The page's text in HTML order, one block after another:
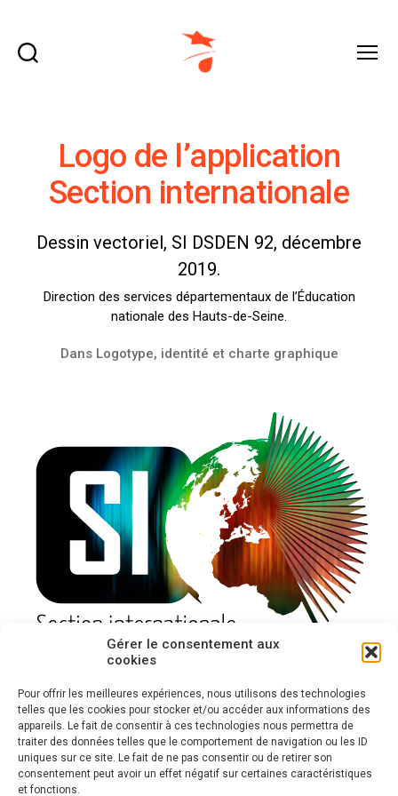
Gérer le consentement aux
cookies
Pour offrir les meilleures expériences, nous utilisons des technologies
telles que les cookies pour stocker et/ou accéder aux informations des
appareils. Le fait de consentir à ces technologies nous permettra de
traiter des données telles que le comportement de navigation ou les ID
uniques sur ce site. Le fait de ne pas consentir ou de retirer son
consentement peut avoir un effet négatif sur certaines caractéristiques
et fonctions.
Logo de l’application
Section internationale
Dessin vectoriel, SI DSDEN 92, décembre
2019.
Direction des services départementaux de l’Éducation
nationale des Hauts-de-Seine.
Dans Logotype, identité et charte graphique